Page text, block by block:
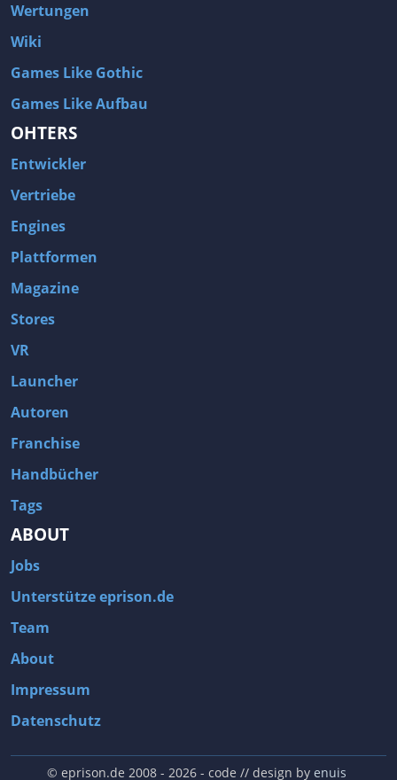
Wertungen
Wiki
Games Like Gothic
Games Like Aufbau
OHTERS
Entwickler
Vertriebe
Engines
Plattformen
Magazine
Stores
VR
Launcher
Autoren
Franchise
Handbücher
Tags
ABOUT
Jobs
Unterstütze eprison.de
Team
About
Impressum
Datenschutz
© eprison.de 2008 - 2026- code // design by enuis